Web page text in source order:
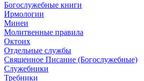
Богослужебные книги
Ирмологии
Минеи
Молитвенные правила
Октоих
Отдельные службы
Священное Писание (Богослужебные)
Служебники
Требники